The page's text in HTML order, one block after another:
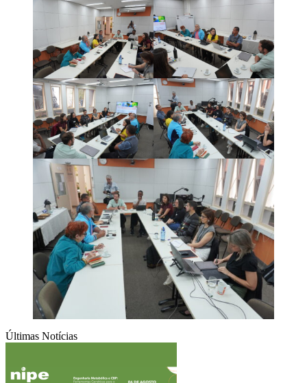
Últimas Notícias